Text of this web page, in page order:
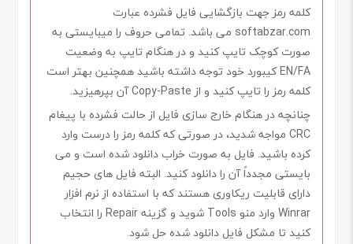
کلمه رمز جهت بازگشایی فایل فشرده عبارت
softabzar.com می باشد. تمامی حروف را میبایستی به
صورت کوچک تایپ کنید و در هنگام تایپ به وضعیت
EN/FA کیبورد خود توجه داشته باشید همچنین بهتر است
کلمه رمز را تایپ کنید و از Copy-Paste آن بپرهیزید.
چنانچه در هنگام خارج سازی فایل از حالت فشرده با پیغام
CRC مواجه شدید، در صورتی که کلمه رمز را درست وارد
کرده باشید. فایل به صورت خراب دانلود شده است و می
بایستی مجدداً آن را دانلود کنید. البته فایل های حجیم
دارای قابلیت ریکاوری هستند که با استفاده از نرم افزار
Winrar وارد منو Tools شوید و گزینه Repair را انتخاب
کنید تا مشکل فایل دانلود شده حل شود.